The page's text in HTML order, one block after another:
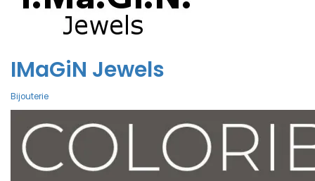
IMaGiN Jewels
Bijouterie